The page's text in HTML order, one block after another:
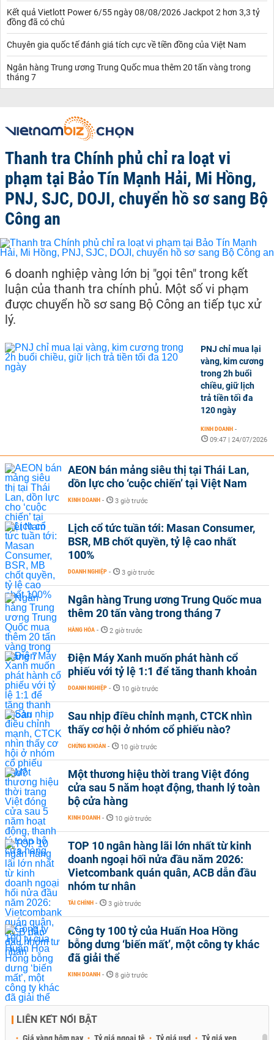
Kết quả Vietlott Power 6/55 ngày 08/08/2026 Jackpot 2 hơn 3,3 tỷ
đồng đã có chủ
Chuyên gia quốc tế đánh giá tích cực về tiền đồng của Việt Nam
Ngân hàng Trung ương Trung Quốc mua thêm 20 tấn vàng trong
tháng 7
Thanh tra Chính phủ chỉ ra loạt vi
phạm tại Bảo Tín Mạnh Hải, Mi Hồng,
PNJ, SJC, DOJI, chuyển hồ sơ sang Bộ
Công an
6 doanh nghiệp vàng lớn bị "gọi tên" trong kết
luận của thanh tra chính phủ. Một số vi phạm
được chuyển hồ sơ sang Bộ Công an tiếp tục xử
lý.
PNJ chỉ mua lại
vàng, kim cương
trong 2h buổi
chiều, giữ lịch
trả tiền tối đa
120 ngày
KINH DOANH -
09:47 | 24/07/2026
AEON bán mảng siêu thị tại Thái Lan,
dồn lực cho ‘cuộc chiến’ tại Việt Nam
KINH DOANH - 3 giờ trước
Lịch cổ tức tuần tới: Masan Consumer,
BSR, MB chốt quyền, tỷ lệ cao nhất
100%
DOANH NGHIỆP - 3 giờ trước
Ngân hàng Trung ương Trung Quốc mua
thêm 20 tấn vàng trong tháng 7
HÀNG HÓA - 2 giờ trước
Điện Máy Xanh muốn phát hành cổ
phiếu với tỷ lệ 1:1 để tăng thanh khoản
DOANH NGHIỆP - 10 giờ trước
Sau nhịp điều chỉnh mạnh, CTCK nhìn
thấy cơ hội ở nhóm cổ phiếu nào?
CHỨNG KHOÁN - 10 giờ trước
Một thương hiệu thời trang Việt đóng
cửa sau 5 năm hoạt động, thanh lý toàn
bộ cửa hàng
KINH DOANH - 10 giờ trước
TOP 10 ngân hàng lãi lớn nhất từ kinh
doanh ngoại hối nửa đầu năm 2026:
Vietcombank quán quân, ACB dẫn đầu
nhóm tư nhân
TÀI CHÍNH - 3 giờ trước
Công ty 100 tỷ của Huấn Hoa Hồng
bỗng dưng ‘biến mất’, một công ty khác
đã giải thể
KINH DOANH - 8 giờ trước
LIÊN KẾT NỔI BẬT
Giá vàng hôm nay Tỷ giá ngoại tệ Tỷ giá usd Tỷ giá yen